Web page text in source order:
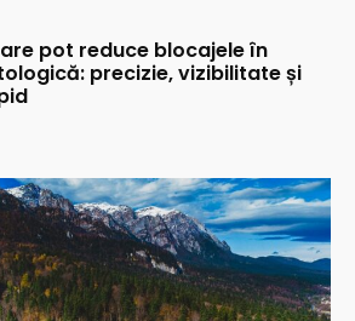
pot reduce blocajele în
precizie, vizibilitate și